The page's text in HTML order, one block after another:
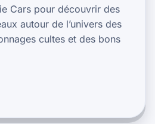
Cars pour découvrir des
autour de l’univers des
cultes et des bons